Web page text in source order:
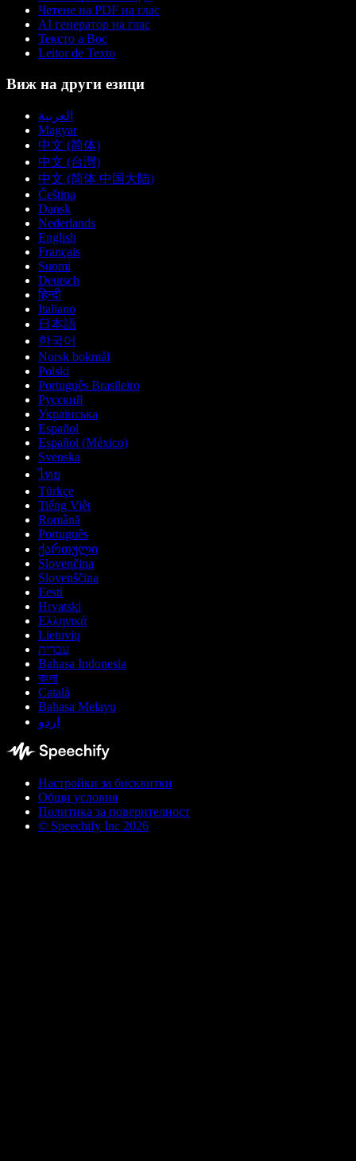
Четене на PDF на глас
AI генератор на глас
Тексто а Вос
Leitor de Texto
Виж на други езици
العربية
Magyar
中文 (简体)
中文 (台灣)
中文 (简体 中国大陆)
Čeština
Dansk
Nederlands
English
Français
Suomi
Deutsch
हिन्दी
Italiano
日本語
한국어
Norsk bokmål
Polski
Português Brasileiro
Русский
Українська
Español
Español (México)
Svenska
ไทย
Türkçe
Tiếng Việt
Română
Português
ქართული
Slovenčina
Slovenščina
Eesti
Hrvatski
Ελληνικά
Lietuvių
עברית
Bahasa Indonesia
বাংলা
Català
Bahasa Melayu
اردو
Настройки за бисквитки
Общи условия
Политика за поверителност
© Speechify Inc 2026